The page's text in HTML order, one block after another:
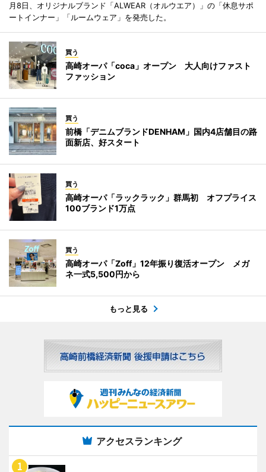
月8日、オリジナルブランド「ALWEAR（オルウエア）」の「休息サポ
ートインナー」「ルームウェア」を発売した。
買う
高崎オーパ「coca」オープン 大人向けファスト
ファッション
買う
前橋「デニムブランドDENHAM」国内4店舗目の路
面新店、好スタート
買う
高崎オーパ「ラックラック」群馬初 オフプライス
100ブランド1万点
買う
高崎オーパ「Zoff」12年振り復活オープン メガ
ネ一式5,500円から
もっと見る
アクセスランキング